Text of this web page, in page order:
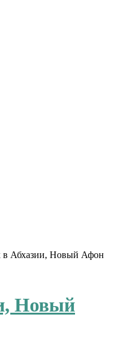
Абхазии, Новый Афон
Новый